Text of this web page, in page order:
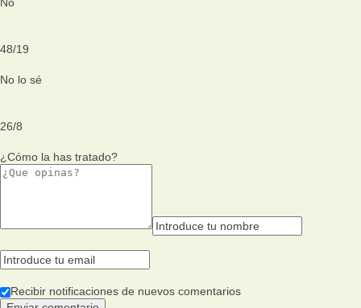
48/19
No lo sé
26/8
¿Cómo la has tratado?
Recibir notificaciones de nuevos comentarios